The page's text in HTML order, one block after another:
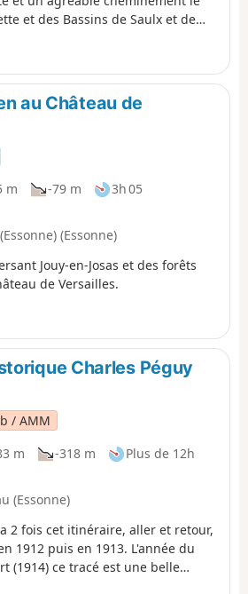
et des Bassins de Saulx et de
au Château de
m -79 m
3h 05
(Essonne)
Jouy-en-Josas et des forêts
de Versailles.
Charles Péguy
/ AMM
m -318 m
Plus de 12h
(Essonne)
2 fois cet itinéraire, aller et retour,
1912 puis en 1913. L'année du
(1914) ce tracé est une belle